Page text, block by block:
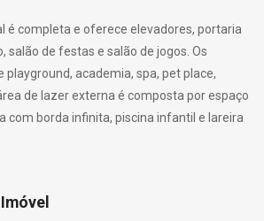
é completa e oferece elevadores, portaria
salão de festas e salão de jogos. Os
academia, spa, pet place,
de lazer externa é composta por espaço
com borda infinita, piscina infantil e lareira